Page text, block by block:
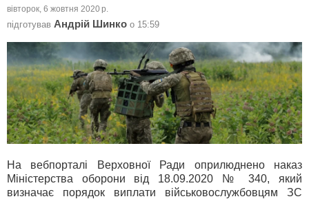
вівторок, 6 жовтня 2020 р.
підготував Андрій Шинко о 15:59
На вебпорталі Верховної Ради оприлюднено наказ
Міністерства оборони від 18.09.2020 № 340, який
визначає порядок виплати військовослужбовцям ЗС